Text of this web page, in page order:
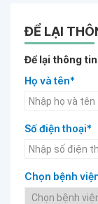
ĐỂ LẠI
Để lại thông
Họ và tên*
Số điện thoại*
Chọn bệnh